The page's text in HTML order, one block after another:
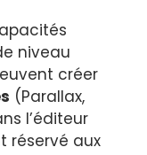
niveau
créer
(Parallax,
l’éditeur
réservé aux